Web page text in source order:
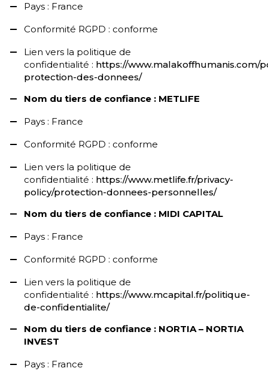
Pays : France
Conformité RGPD : conforme
Lien vers la politique de
confidentialité : https://www.malakoffhumanis.com/
protection-des-donnees/
Nom du tiers de confiance : METLIFE
Pays : France
Conformité RGPD : conforme
Lien vers la politique de
confidentialité : https://www.metlife.fr/privacy-
policy/protection-donnees-personnelles/
Nom du tiers de confiance : MIDI CAPITAL
Pays : France
Conformité RGPD : conforme
Lien vers la politique de
confidentialité : https://www.mcapital.fr/politique-
de-confidentialite/
Nom du tiers de confiance : NORTIA – NORTIA
INVEST
Pays : France